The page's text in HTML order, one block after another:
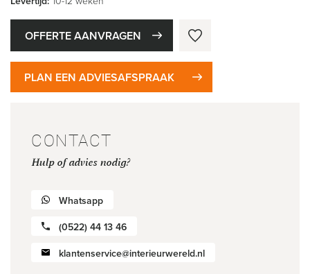
OFFERTE AANVRAGEN
PLAN EEN ADVIESAFSPRAAK
CONTACT
Hulp of advies nodig?
Whatsapp
(0522) 44 13 46
klantenservice@interieurwereld.nl